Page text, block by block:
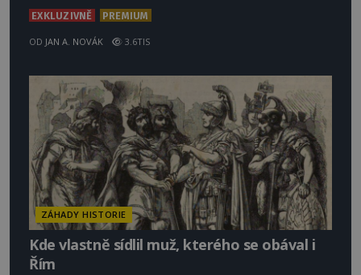
EXKLUZIVNĚ PREMIUM
OD JAN A. NOVÁK 3.6TIS
ZÁHADY HISTORIE
Kde vlastně sídlil muž, kterého se obával i
Řím